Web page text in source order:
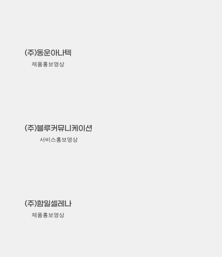
(주)동운아나텍
제품홍보영상
(주)블루커뮤니케이션
서비스홍보영상
(주)함일셀레나
제품홍보영상